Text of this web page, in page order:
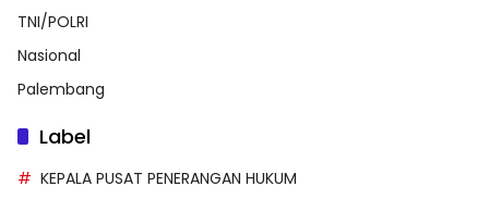
TNI/POLRI
Nasional
Palembang
Label
KEPALA PUSAT PENERANGAN HUKUM